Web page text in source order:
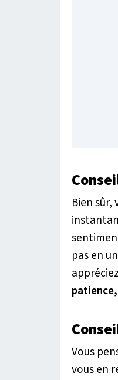
Bien
pas en
Vous
vous en